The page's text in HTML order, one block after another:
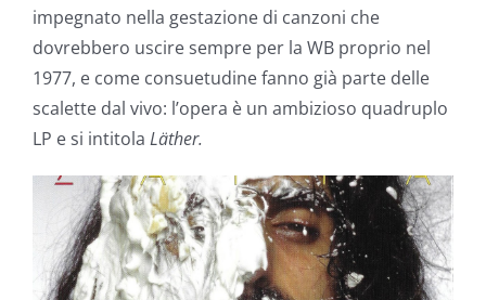
impegnato nella gestazione di canzoni che
dovrebbero uscire sempre per la WB proprio nel
1977, e come consuetudine fanno già parte delle
scalette dal vivo: l’opera è un ambizioso quadruplo
LP e si intitola Läther.